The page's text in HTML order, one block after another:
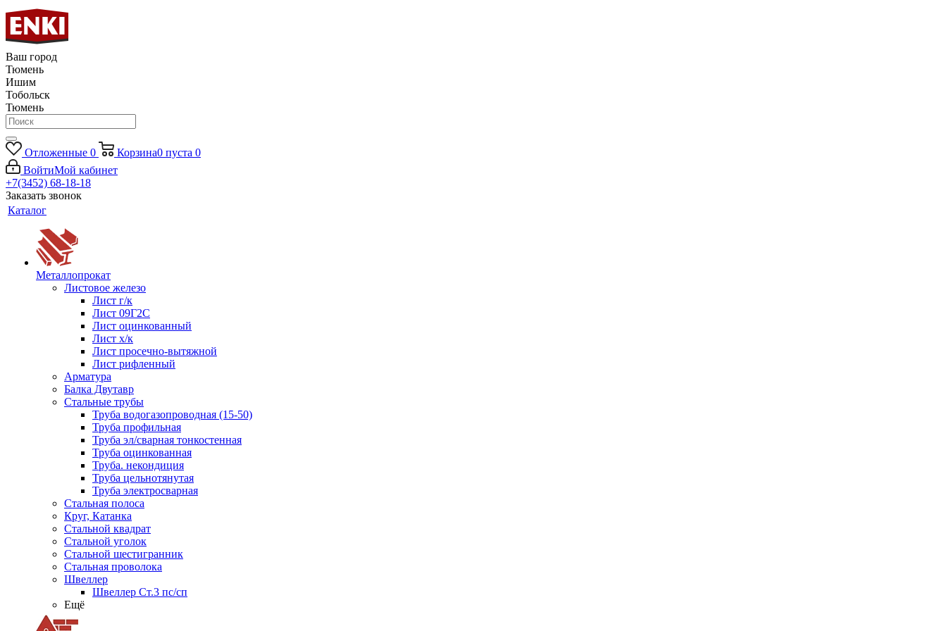
Ваш город
Тюмень
Ишим
Тобольск
Тюмень
Отложенные 0 Корзина0 пуста 0
ВойтиМой кабинет
+7(3452) 68-18-18
Заказать звонок
Каталог
Металлопрокат
Листовое железо
Лист г/к
Лист 09Г2С
Лист оцинкованный
Лист х/к
Лист просечно-вытяжной
Лист рифленный
Арматура
Балка Двутавр
Стальные трубы
Труба водогазопроводная (15-50)
Труба профильная
Труба эл/сварная тонкостенная
Труба оцинкованная
Труба. некондиция
Труба цельнотянутая
Труба электросварная
Стальная полоса
Круг, Катанка
Стальной квадрат
Стальной уголок
Стальной шестигранник
Стальная проволока
Швеллер
Швеллер Ст.3 пс/сп
Ещё